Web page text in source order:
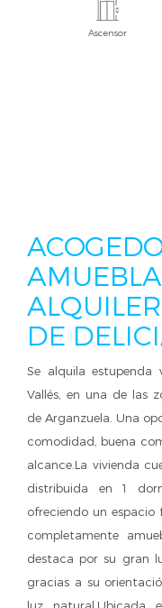
Ascensor
DE
Se alquila estupenda
Vallés, en una de las
de Arganzuela. Una
comodidad, buena
alcance.La vivienda
distribuida en 1
ofreciendo un espacio
completamente
destaca por su gran
gracias a su